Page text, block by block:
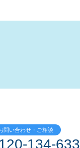
問い合わせ・ご相談
134-633